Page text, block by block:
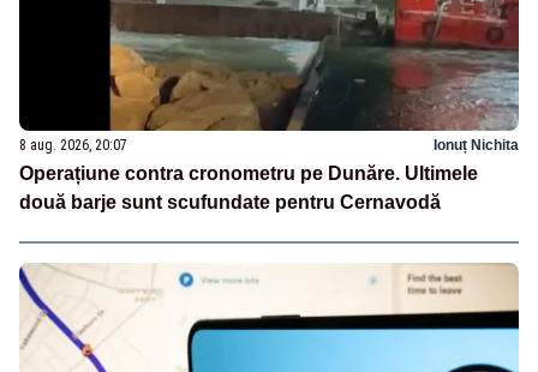
8 aug. 2026, 20:07 Ionuț Nichita
Operațiune contra cronometru pe Dunăre. Ultimele
două barje sunt scufundate pentru Cernavodă